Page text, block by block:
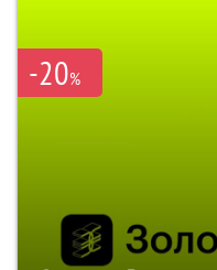
-20%